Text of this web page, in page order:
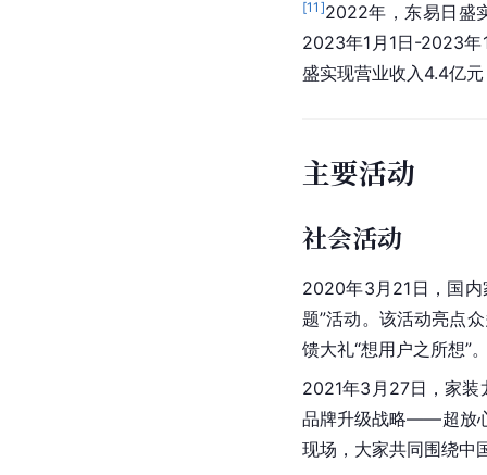
[11 ]2022年，东易日盛
2023年1月1日-2023
盛实现营业收入4.4亿
主要活动
社会活动
2020年3月21日，国内
题”活动。该活动亮点
馈大礼“想用户之所想”
2021年3月27日，家装
品牌升级战略——超放
现场，大家共同围绕中